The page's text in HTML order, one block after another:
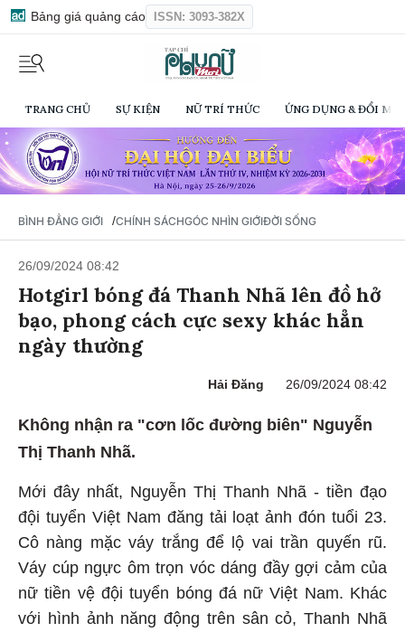
Bảng giá quảng cáo ISSN: 3093-382X
TRANG CHỦ SỰ KIỆN NỮ TRÍ THỨC ỨNG DỤNG & ĐỔI
BÌNH ĐẲNG GIỚI /CHÍNH SÁCHGÓC NHÌN GIỚIĐỜI SỐNG
26/09/2024 08:42
Hotgirl bóng đá Thanh Nhã lên đồ hở
bạo, phong cách cực sexy khác hẳn
ngày thường
Hải Đăng 26/09/2024 08:42
Không nhận ra "cơn lốc đường biên" Nguyễn
Thị Thanh Nhã.
Mới đây nhất, Nguyễn Thị Thanh Nhã - tiền đạo
đội tuyển Việt Nam đăng tải loạt ảnh đón tuổi 23.
Cô nàng mặc váy trắng để lộ vai trần quyến rũ.
Váy cúp ngực ôm trọn vóc dáng đầy gợi cảm của
nữ tiền vệ đội tuyển bóng đá nữ Việt Nam. Khác
với hình ảnh năng động trên sân cỏ, Thanh Nhã